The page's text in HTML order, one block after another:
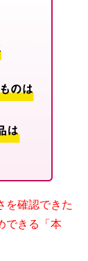
を確認できた
できる「本